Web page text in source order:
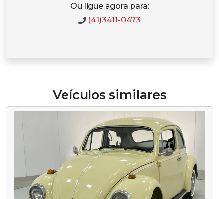
Ou ligue agora para:
(41)3411-0473
Veículos similares